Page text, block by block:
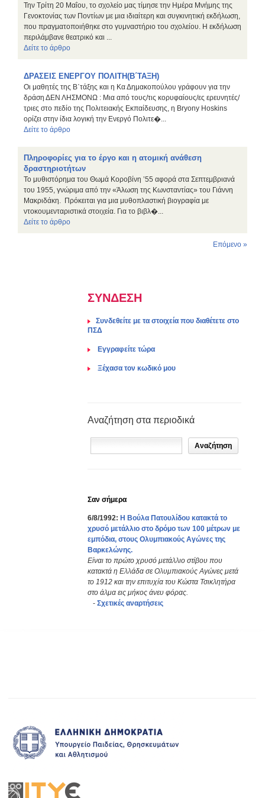
Την Τρίτη 20 Μαΐου, το σχολείο μας τίμησε την Ημέρα Μνήμης της
Γενοκτονίας των Ποντίων με μια ιδιαίτερη και συγκινητική εκδήλωση,
που πραγματοποιήθηκε στο γυμναστήριο του σχολείου. Η εκδήλωση
περιλάμβανε θεατρικό και ...
Δείτε το άρθρο
ΔΡΑΣΕΙΣ ΕΝΕΡΓΟΥ ΠΟΛΙΤΗ(Β΄ΤΑΞΗ)
Οι μαθητές της Β΄τάξης και η Κα Δημακοπούλου γράφουν για την
δράση ΔΕΝ ΛΗΣΜΟΝΩ : Μια από τους/τις κορυφαίους/ες ερευνητές/
τριες στο πεδίο της Πολιτειακής Εκπαίδευσης, η Bryony Hoskins
ορίζει στην ίδια λογική την Ενεργό Πολιτε�...
Δείτε το άρθρο
Πληροφορίες για το έργο και η ατομική ανάθεση
δραστηριοτήτων
Το μυθιστόρημα του Θωμά Κοροβίνη ’55 αφορά στα Σεπτεμβριανά
του 1955, γνώριμα από την «Άλωση της Κωνσταντίας» του Γιάννη
Μακριδάκη. Πρόκειται για μια μυθοπλαστική βιογραφία με
ντοκουμενταριστικά στοιχεία. Για το βιβλ�...
Δείτε το άρθρο
Επόμενο »
ΣΥΝΔΕΣΗ
Συνδεθείτε με τα στοιχεία που διαθέτετε στο
ΠΣΔ
Eγγραφείτε τώρα
Ξέχασα τον κωδικό μου
Αναζήτηση στα περιοδικά
Σαν σήμερα
6/8/1992: Η Βούλα Πατουλίδου κατακτά το
χρυσό μετάλλιο στο δρόμο των 100 μέτρων με
εμπόδια, στους Ολυμπιακούς Αγώνες της
Βαρκελώνης.
Είναι το πρώτο χρυσό μετάλλιο στίβου που
κατακτά η Ελλάδα σε Ολυμπιακούς Αγώνες μετά
το 1912 και την επιτυχία του Κώστα Τσικλητήρα
στο άλμα εις μήκος άνευ φόρας.
- Σχετικές αναρτήσεις